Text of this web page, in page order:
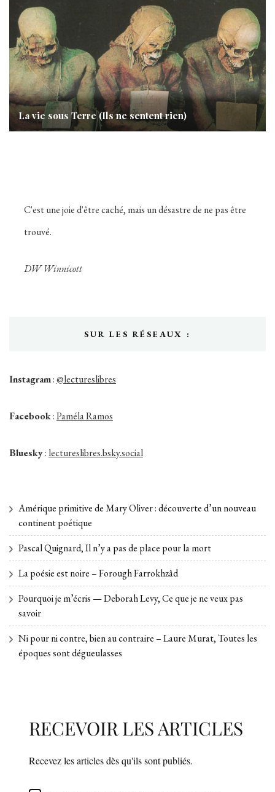
La vie sous Terre (Ils ne sentent rien)
C'est une joie d'être caché, mais un désastre de ne pas être
trouvé.
DW Winnicott
SUR LES RÉSEAUX :
Instagram:@lectureslibres
Facebook:Paméla Ramos
Bluesky: lectureslibres.bsky.social
Amérique primitive de Mary Oliver : découverte d’un nouveau
continent poétique
Pascal Quignard, Il n’y a pas de place pour la mort
La poésie est noire – Forough Farrokhzâd
Pourquoi je m’écris — Deborah Levy, Ce que je ne veux pas
savoir
Ni pour ni contre, bien au contraire – Laure Murat, Toutes les
époques sont dégueulasses
RECEVOIR LES ARTICLES
Recevez les articles dès qu'ils sont publiés.